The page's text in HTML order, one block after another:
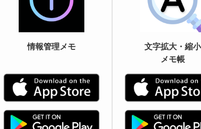
情報管理メモ
文字拡大・縮小
メモ帳